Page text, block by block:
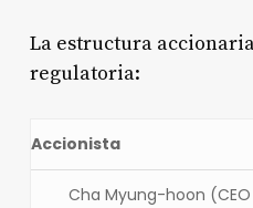
La estructura
regulatoria:
Accionista
Cha Myung-hoon